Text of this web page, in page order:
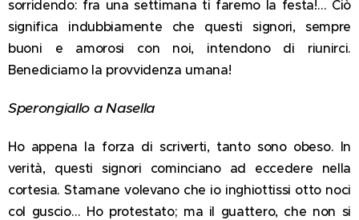
sorridendo: fra una settimana ti faremo la festa!… Ciò
significa indubbiamente che questi signori, sempre
buoni e amorosi con noi, intendono di riunirci.
Benediciamo la provvidenza umana!
Sperongiallo a Nasella
Ho appena la forza di scriverti, tanto sono obeso. In
verità, questi signori cominciano ad eccedere nella
cortesia. Stamane volevano che io inghiottissi otto noci
col guscio… Ho protestato; ma il guattero, che non si